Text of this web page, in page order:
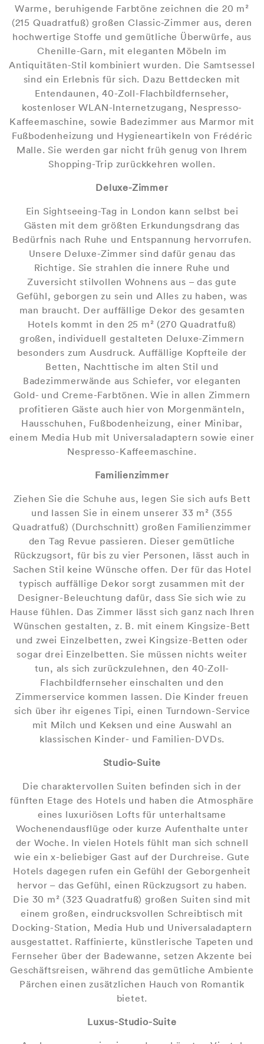
Warme, beruhigende Farbtöne zeichnen die 20 m²
(215 Quadratfuß) großen Classic-Zimmer aus, deren
hochwertige Stoffe und gemütliche Überwürfe, aus
Chenille-Garn, mit eleganten Möbeln im
Antiquitäten-Stil kombiniert wurden. Die Samtsessel
sind ein Erlebnis für sich. Dazu Bettdecken mit
Entendaunen, 40-Zoll-Flachbildfernseher,
kostenloser WLAN-Internetzugang, Nespresso-
Kaffeemaschine, sowie Badezimmer aus Marmor mit
Fußbodenheizung und Hygieneartikeln von Frédéric
Malle. Sie werden gar nicht früh genug von Ihrem
Shopping-Trip zurückkehren wollen.
Deluxe-Zimmer
Ein Sightseeing-Tag in London kann selbst bei
Gästen mit dem größten Erkundungsdrang das
Bedürfnis nach Ruhe und Entspannung hervorrufen.
Unsere Deluxe-Zimmer sind dafür genau das
Richtige. Sie strahlen die innere Ruhe und
Zuversicht stilvollen Wohnens aus – das gute
Gefühl, geborgen zu sein und Alles zu haben, was
man braucht. Der auffällige Dekor des gesamten
Hotels kommt in den 25 m² (270 Quadratfuß)
großen, individuell gestalteten Deluxe-Zimmern
besonders zum Ausdruck. Auffällige Kopfteile der
Betten, Nachttische im alten Stil und
Badezimmerwände aus Schiefer, vor eleganten
Gold- und Creme-Farbtönen. Wie in allen Zimmern
profitieren Gäste auch hier von Morgenmänteln,
Hausschuhen, Fußbodenheizung, einer Minibar,
einem Media Hub mit Universaladaptern sowie einer
Nespresso-Kaffeemaschine.
Familienzimmer
Ziehen Sie die Schuhe aus, legen Sie sich aufs Bett
und lassen Sie in einem unserer 33 m² (355
Quadratfuß) (Durchschnitt) großen Familienzimmer
den Tag Revue passieren. Dieser gemütliche
Rückzugsort, für bis zu vier Personen, lässt auch in
Sachen Stil keine Wünsche offen. Der für das Hotel
typisch auffällige Dekor sorgt zusammen mit der
Designer-Beleuchtung dafür, dass Sie sich wie zu
Hause fühlen. Das Zimmer lässt sich ganz nach Ihren
Wünschen gestalten, z. B. mit einem Kingsize-Bett
und zwei Einzelbetten, zwei Kingsize-Betten oder
sogar drei Einzelbetten. Sie müssen nichts weiter
tun, als sich zurückzulehnen, den 40-Zoll-
Flachbildfernseher einschalten und den
Zimmerservice kommen lassen. Die Kinder freuen
sich über ihr eigenes Tipi, einen Turndown-Service
mit Milch und Keksen und eine Auswahl an
klassischen Kinder- und Familien-DVDs.
Studio-Suite
Die charaktervollen Suiten befinden sich in der
fünften Etage des Hotels und haben die Atmosphäre
eines luxuriösen Lofts für unterhaltsame
Wochenendausflüge oder kurze Aufenthalte unter
der Woche. In vielen Hotels fühlt man sich schnell
wie ein x-beliebiger Gast auf der Durchreise. Gute
Hotels dagegen rufen ein Gefühl der Geborgenheit
hervor – das Gefühl, einen Rückzugsort zu haben.
Die 30 m² (323 Quadratfuß) großen Suiten sind mit
einem großen, eindrucksvollen Schreibtisch mit
Docking-Station, Media Hub und Universaladaptern
ausgestattet. Raffinierte, künstlerische Tapeten und
Fernseher über der Badewanne, setzen Akzente bei
Geschäftsreisen, während das gemütliche Ambiente
Pärchen einen zusätzlichen Hauch von Romantik
bietet.
Luxus-Studio-Suite